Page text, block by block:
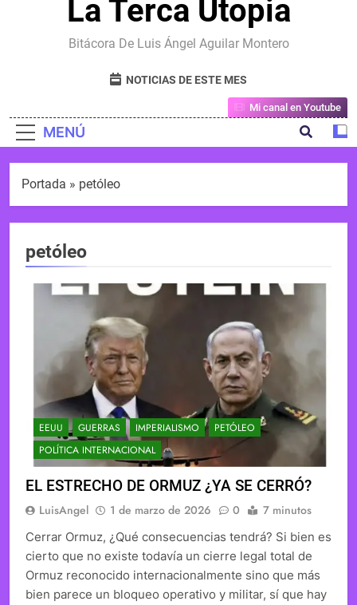
La Terca Utopia
Bitácora De Luis Ángel Aguilar Montero
NOTICIAS DE ESTE MES
MENÚ
Mi canal en Youtube
Portada » petóleo
petóleo
EEUU GUERRAS IMPERIALISMO
PETÓLEO
POLÍTICA INTERNACIONAL
EL ESTRECHO DE ORMUZ ¿YA SE CERRÓ?
LuisAngel 1 de marzo de 2026 0 7 minutos
Cerrar Ormuz, ¿Qué consecuencias tendrá? Si bien es
cierto que no existe todavía un cierre legal total de
Ormuz reconocido internacionalmente sino que más
bien parece un bloqueo operativo y militar, sí que hay